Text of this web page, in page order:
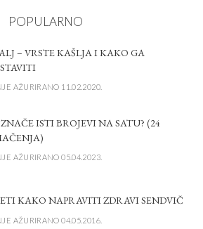
POPULARNO
– VRSTE KAŠLJA I KAKO GA
AŽURIRANO 11.02.2020.
ISTI BROJEVI NA SATU? (24
AŽURIRANO 05.04.2023.
KAKO NAPRAVITI ZDRAVI SENDVIČ
AŽURIRANO 04.05.2016.